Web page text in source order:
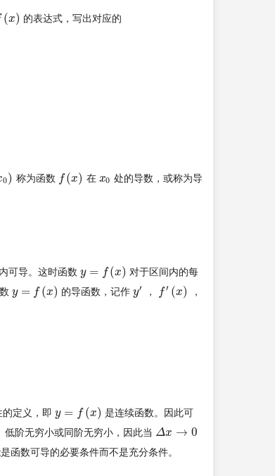
(x) 的表达式，写出对应的
0) 称为函数 f (x)
f(x) 在 x0
x0 处的导数，或称为导
内可导。这时函数 y = f (x)
y=f(x )
对于区间内的每
y = f (x)
y=f(x ) 的导函数，记作y′
y′ ， f ′ (x)
f′(x) ，
的定义，即y = f (x)
y=f(x )
是连续函数。因此可
低阶无穷小或同阶无穷小，因此当 Δx → 0
Δx→0
函数可导的必要条件而不是充分条件。